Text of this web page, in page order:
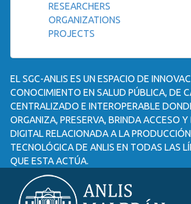
RESEARCHERS
ORGANIZATIONS
PROJECTS
EL SGC-ANLIS ES UN ESPACIO DE
CONOCIMIENTO EN SALUD PÚBLICA, DE
CENTRALIZADO E INTEROPERABLE
ORGANIZA, PRESERVA, BRINDA ACCESO
DIGITAL RELACIONADA A LA
TECNOLÓGICA DE ANLIS EN TODAS LAS
QUE ESTA ACTÚA.